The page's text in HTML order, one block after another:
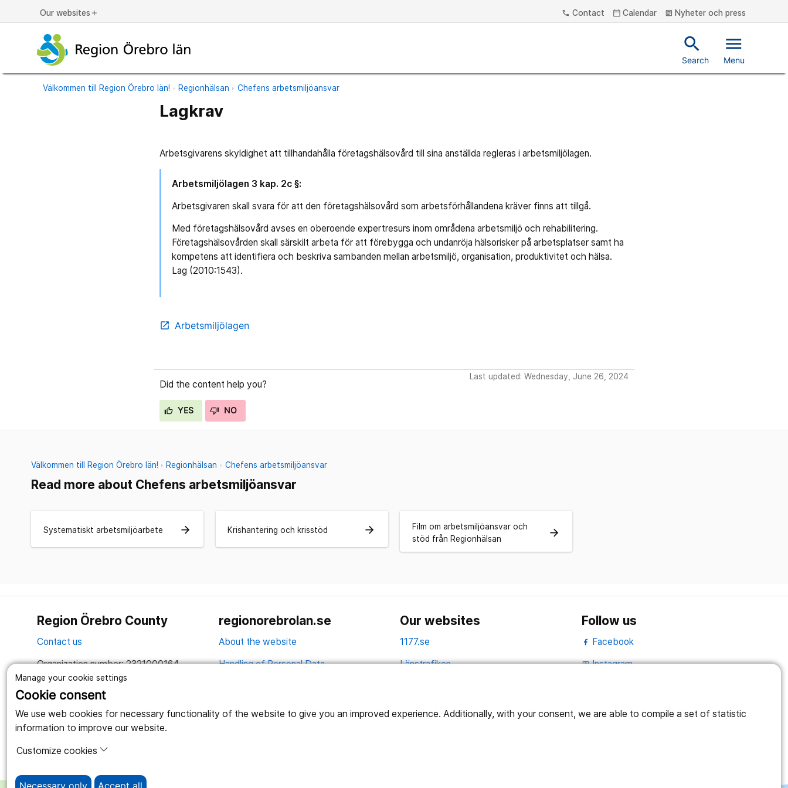
Manage your cookie settings
Cookie consent
We use web cookies for necessary functionality of the website to give you an improved experience. Additionally, with your consent, we are able to compile a set of statistic
information to improve our website.
Customize cookies
Our websites add phone Contact calendar_today Calendar article Nyheter och press
search
Search
menu
Menu
Välkommen till Region Örebro län! Regionhälsan Chefens arbetsmiljöansvar
Lagkrav
Arbetsgivarens skyldighet att tillhandahålla företagshälsovård till sina anställda regleras i arbetsmiljölagen.
Arbetsmiljölagen 3 kap. 2c §:
Arbetsgivaren skall svara för att den företagshälsovård som arbetsförhållandena kräver finns att tillgå.
Med företagshälsovård avses en oberoende expertresurs inom områdena arbetsmiljö och rehabilitering.
Företagshälsovården skall särskilt arbeta för att förebygga och undanröja hälsorisker på arbetsplatser samt ha
kompetens att identifiera och beskriva sambanden mellan arbetsmiljö, organisation, produktivitet och hälsa.
Lag (2010:1543).
open_in_new Arbetsmiljölagen
Did the content help you?
YES NO
Last updated: Wednesday, June 26, 2024
Välkommen till Region Örebro län! Regionhälsan Chefens arbetsmiljöansvar
Read more about Chefens arbetsmiljöansvar
Systematiskt arbetsmiljöarbete arrow_forward Krishantering och krisstöd arrow_forward
Film om arbetsmiljöansvar och
stöd från Regionhälsan
arrow_forward
Region Örebro County
Contact us
Organization number: 2321000164
Together we create a better life
regionorebrolan.se
About the website
Handling of Personal Data
Our websites
1177.se
Länstrafiken
Utveckling
Follow us
Facebook
portraitInstagram